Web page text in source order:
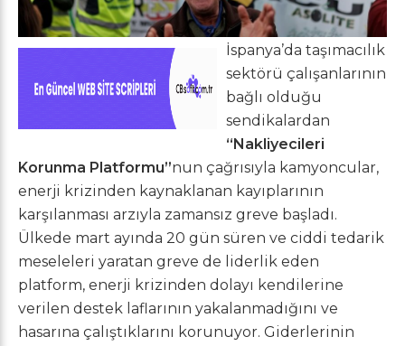
İspanya’da taşımacılık
sektörü çalışanlarının
bağlı olduğu
sendikalardan
“Nakliyecileri
Korunma Platformu”nun çağrısıyla kamyoncular,
enerji krizinden kaynaklanan kayıplarının
karşılanması arzıyla zamansız greve başladı.
Ülkede mart ayında 20 gün süren ve ciddi tedarik
meseleleri yaratan greve de liderlik eden
platform, enerji krizinden dolayı kendilerine
verilen destek laflarının yakalanmadığını ve
hasarına çalıştıklarını korunuyor. Giderlerinin